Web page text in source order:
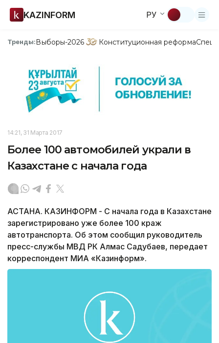
KAZINFORM РУ
Тренды:Выборы-2026 Конституционная реформа
14:21, 31 Марта 2017
Более 100 автомобилей украли в
Казахстане с начала года
АСТАНА. КАЗИНФОРМ - С начала года в Казахстане
зарегистрировано уже более 100 краж
автотранспорта. Об этом сообщил руководитель
пресс-службы МВД РК Алмас Садубаев, передает
корреспондент МИА «Казинформ».